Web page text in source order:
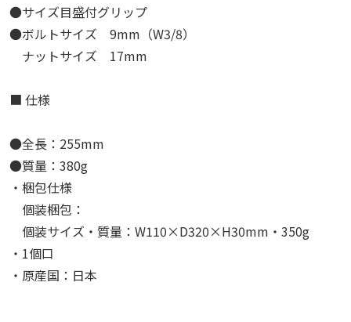
●サイズ目盛付グリップ
●ボルトサイズ 9mm（W3/8）
ナットサイズ 17mm
■ 仕様
●全長：255mm
●質量：380g
・梱包仕様
個装梱包：
個装サイズ・質量：W110×D320×H30mm・350g
・1個口
・原産国：日本